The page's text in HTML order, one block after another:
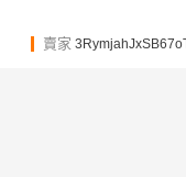
賣家